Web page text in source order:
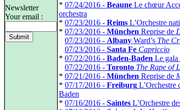
Newsletter
Your email :
* 07/24/2016 - Beaune Le chœur
orchestra
* 07/23/2016 - Reims L’Orchestre
* 07/23/2016 - München Reprise de
07/23/2016 - Albany Ward’s The
07/23/2016 - Santa Fe Capriccio
* 07/22/2016 - Baden-Baden Le gala
07/22/2016 - Toronto The Rape of
* 07/21/2016 - München Reprise de
* 07/17/2016 - Freiburg L’Orchestre
Baden
* 07/16/2016 - Saintes L’Orchestre